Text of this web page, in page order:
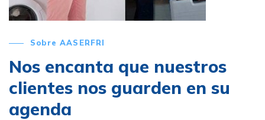
Sobre AASERFRI
Nos encanta que nuestros
clientes nos guarden en su
agenda